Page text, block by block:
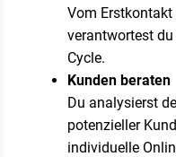
Vom
verantwortest
Cycle.
Kunden beraten
Du analysierst
potenzieller
individuelle